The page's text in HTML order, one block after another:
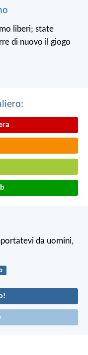
liberi; state
di nuovo il giogo
da uomini,